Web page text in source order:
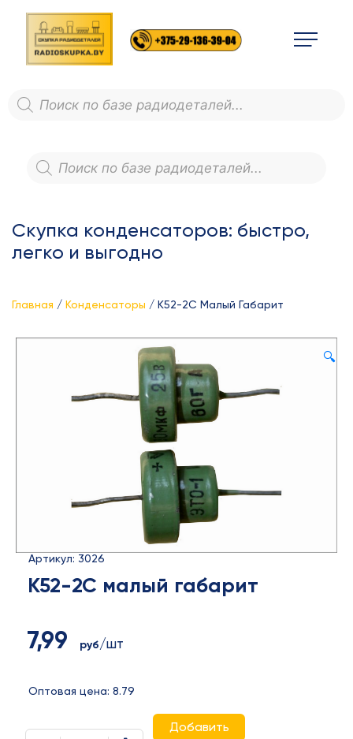
content
Поиск
товаров
Поиск
товаров
Скупка конденсаторов: быстро,
легко и выгодно
Главная / Конденсаторы / К52-2С Малый Габарит
🔍
Артикул: 3026
К52-2С малый габарит
7,99 руб /шт
Оптовая цена: 8.79
Количество
Добавить